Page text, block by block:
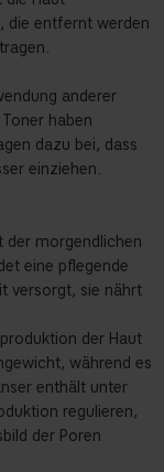
die entfernt werden
anderer
haben
dazu bei, dass
einziehen.
der morgendlichen
eine pflegende
versorgt, sie nährt
der Haut
während es
enthält unter
regulieren,
der Poren